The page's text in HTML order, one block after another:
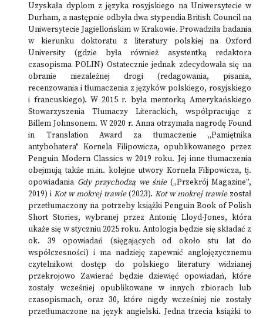
Uzyskała dyplom z języka rosyjskiego na Uniwersytecie w
Durham, a następnie odbyła dwa stypendia British Council na
Uniwersytecie Jagiellońskim w Krakowie. Prowadziła badania
w kierunku doktoratu z literatury polskiej na Oxford
University (gdzie była również asystentką redaktora
czasopisma POLIN) Ostatecznie jednak zdecydowała się na
obranie niezależnej drogi (redagowania, pisania,
recenzowania i tłumaczenia z języków polskiego, rosyjskiego
i francuskiego). W 2015 r. była mentorką Amerykańskiego
Stowarzyszenia Tłumaczy Literackich, współpracując z
Billem Johnsonem. W 2020 r. Anna otrzymała nagrodę Found
in Translation Award za tłumaczenie „Pamiętnika
antybohatera" Kornela Filipowicza, opublikowanego przez
Penguin Modern Classics w 2019 roku. Jej inne tłumaczenia
obejmują także m.in. kolejne utwory Kornela Filipowicza, tj.
opowiadania Gdy przychodzą we śnie(„Przekrój Magazine”,
2019) iKot w mokrej trawie(2023).Kot w mokrej trawiezostał
przetłumaczony na potrzeby książki Penguin Book of Polish
Short Stories, wybranej przez Antonię Lloyd-Jones, która
ukaże się w styczniu 2025 roku. Antologia będzie się składać z
ok. 39 opowiadań (sięgających od około stu lat do
współczesności) i ma nadzieję zapewnić anglojęzycznemu
czytelnikowi dostęp do polskiego literatury widzianej
przekrojowo Zawierać będzie dziewięć opowiadań, które
zostały wcześniej opublikowane w innych zbiorach lub
czasopismach, oraz 30, które nigdy wcześniej nie zostały
przetłumaczone na język angielski. Jedna trzecia książki to